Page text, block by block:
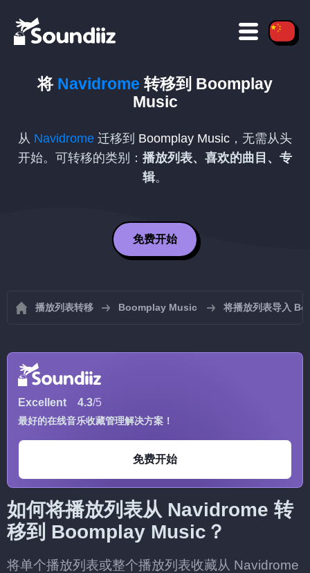
将 Navidrome 转移到 Boomplay
Music
从 Navidrome 迁移到 Boomplay Music ，无需从头
开始。可转移的类别： 播放列表、喜欢的曲目、专
辑。
免费开始
播放列表转移 Boomplay Music 将播放列表导入
Excellent 4.3/5
最好的在线音乐收藏管理解决方案！
免费开始
如何将播放列表从 Navidrome 转
移到 Boomplay Music？
将单个播放列表或整个播放列表收藏从 Navidrome